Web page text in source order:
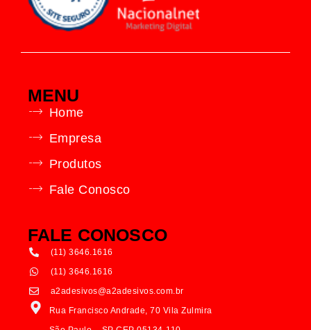
MENU
Home
Empresa
Produtos
Fale Conosco
FALE CONOSCO
(11) 3646.1616
(11) 3646.1616
a2adesivos@a2adesivos.com.br
Rua Francisco Andrade, 70 Vila Zulmira